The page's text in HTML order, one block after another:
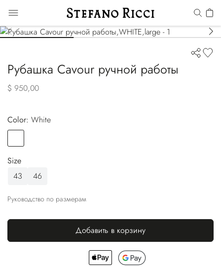
Рубашка Cavour ручной работы
$ 950,00
Color:
white
Size
43
46
Руководство по размерам
Добавить в корзину